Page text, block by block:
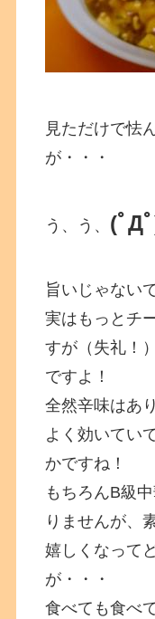
見ただけで怯
が・・・
う、う、 (ﾟД
旨いじゃない
実はもっとチ
すが（失礼！
ですよ！
全然辛味はあ
よく効いてい
かですね！
もちろんB級
りませんが、
嬉しくなって
が・・・
食べても食べ